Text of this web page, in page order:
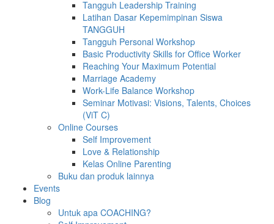
Tangguh Leadership Training
Latihan Dasar Kepemimpinan Siswa
TANGGUH
Tangguh Personal Workshop
Basic Productivity Skills for Office Worker
Reaching Your Maximum Potential
Marriage Academy
Work-Life Balance Workshop
Seminar Motivasi: Visions, Talents, Choices
(ViT C)
Online Courses
Self Improvement
Love & Relationship
Kelas Online Parenting
Buku dan produk lainnya
Events
Blog
Untuk apa COACHING?